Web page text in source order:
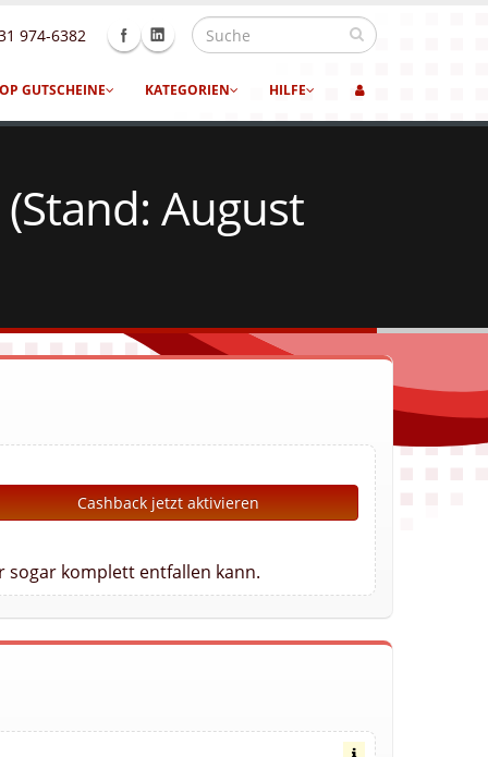
974-6382
GUTSCHEINE KATEGORIEN HILFE
August
Cashback jetzt aktivieren
sogar komplett entfallen kann.